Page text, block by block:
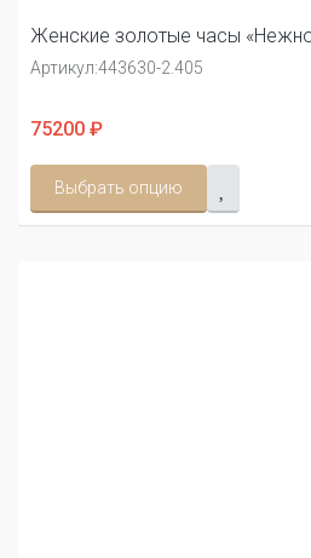
Женские золотые часы
Артикул:443630-2.405
75200 ₽
Выбрать опцию